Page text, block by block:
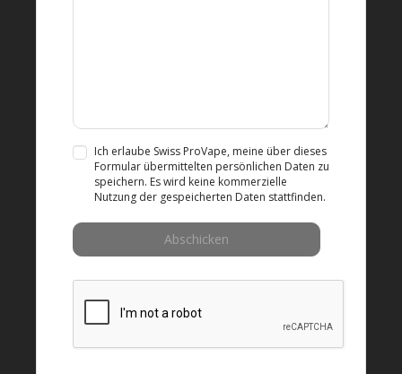
Ich erlaube Swiss ProVape, meine über dieses
Formular übermittelten persönlichen Daten zu
speichern. Es wird keine kommerzielle
Nutzung der gespeicherten Daten stattfinden.